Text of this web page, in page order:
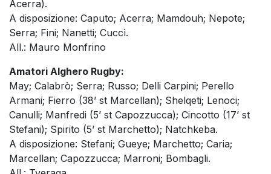
Acerra).
A disposizione: Caputo; Acerra; Mamdouh; Nepote;
Serra; Fini; Nanetti; Cuccì.
All.: Mauro Monfrino
Amatori Alghero Rugby:
May; Calabrò; Serra; Russo; Delli Carpini; Perello
Armani; Fierro (38’ st Marcellan); Shelqeti; Lenoci;
Canulli; Manfredi (5’ st Capozzucca); Cincotto (17’ st
Stefani); Spirito (5’ st Marchetto); Natchkeba.
A disposizione: Stefani; Gueye; Marchetto; Caria;
Marcellan; Capozzucca; Marroni; Bombagli.